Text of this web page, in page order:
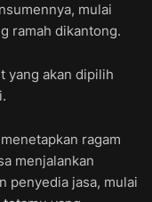
mulai
ramah dikantong.
yang akan dipilih
ragam
menjalankan
penyedia jasa, mulai